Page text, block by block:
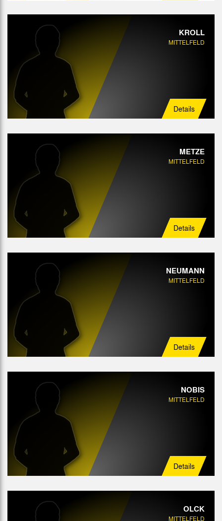
KROLL
MITTELFELD
Details
METZE
MITTELFELD
Details
NEUMANN
MITTELFELD
Details
NOBIS
MITTELFELD
Details
OLCK
MITTELFELD